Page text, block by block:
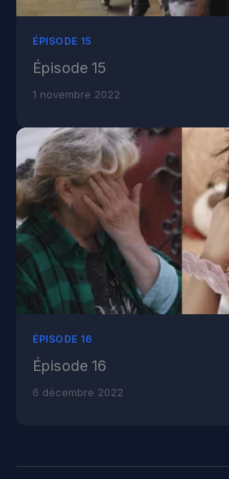
ÉPISODE 15
Épisode 15
1 novembre 2022
ÉPISODE 16
Épisode 16
6 décembre 2022